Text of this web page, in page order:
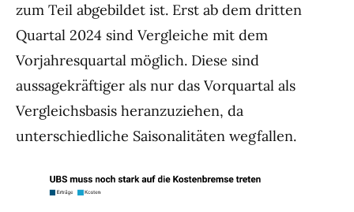
zum Teil abgebildet ist. Erst ab dem dritten
Quartal 2024 sind Vergleiche mit dem
Vorjahresquartal möglich. Diese sind
aussagekräftiger als nur das Vorquartal als
Vergleichsbasis heranzuziehen, da
unterschiedliche Saisonalitäten wegfallen.